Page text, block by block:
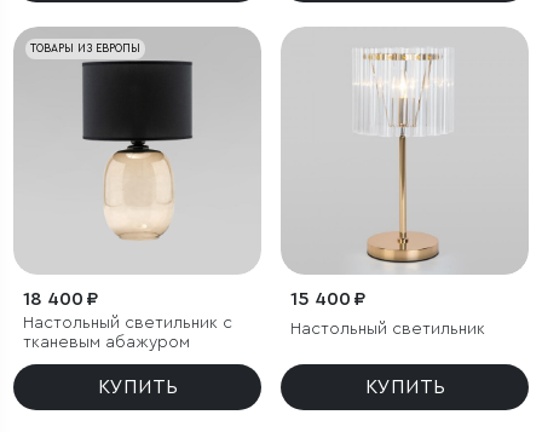
ТОВАРЫ ИЗ ЕВРОПЫ
18 400 ₽
Настольный светильник с
тканевым абажуром
КУПИТЬ
15 400 ₽
Настольный светильник
КУПИТЬ